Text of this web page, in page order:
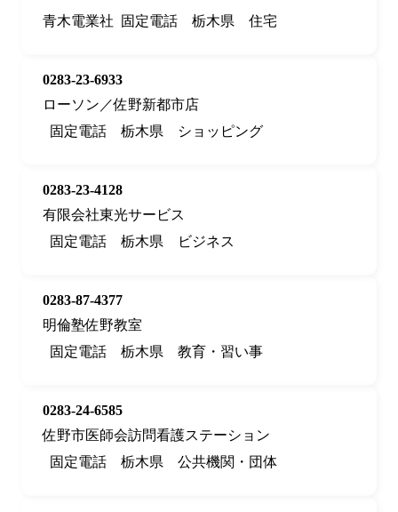
青木電業社
固定電話 栃木県 住宅
0283-23-6933
ローソン／佐野新都市店
固定電話
栃木県 ショッピング
0283-23-4128
有限会社東光サービス
固定電話
栃木県 ビジネス
0283-87-4377
明倫塾佐野教室
固定電話
栃木県 教育・習い事
0283-24-6585
佐野市医師会訪問看護ステーション
固定電話
栃木県 公共機関・団体